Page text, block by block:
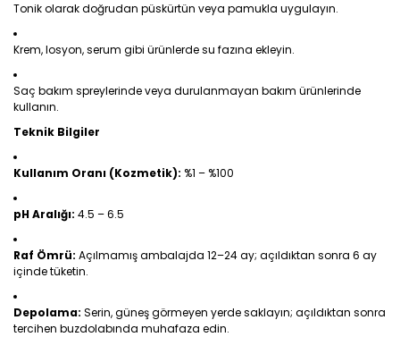
Tonik olarak doğrudan püskürtün veya pamukla uygulayın.
Krem, losyon, serum gibi ürünlerde su fazına ekleyin.
Saç bakım spreylerinde veya durulanmayan bakım ürünlerinde
kullanın.
Teknik Bilgiler
Kullanım Oranı (Kozmetik): %1 – %100
pH Aralığı: 4.5 – 6.5
Raf Ömrü: Açılmamış ambalajda 12–24 ay; açıldıktan sonra 6 ay
içinde tüketin.
Depolama: Serin, güneş görmeyen yerde saklayın; açıldıktan sonra
tercihen buzdolabında muhafaza edin.